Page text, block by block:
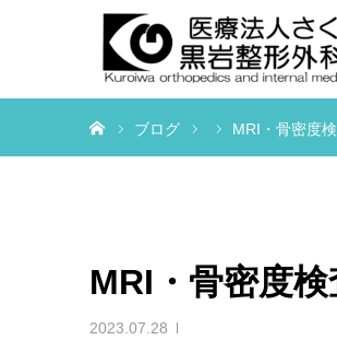
ブログ MRI・骨密度
MRI・骨密度
2023.07.28